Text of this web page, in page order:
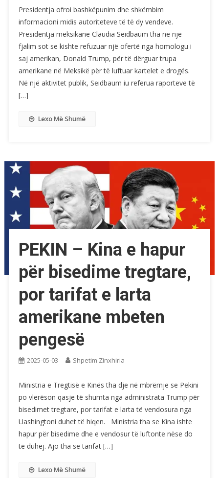
Presidentja ofroi bashkëpunim dhe shkëmbim
informacioni midis autoriteteve të të dy vendeve.
Presidentja meksikane Claudia Seidbaum tha në një
fjalim sot se kishte refuzuar një ofertë nga homologu i
saj amerikan, Donald Trump, për të dërguar trupa
amerikane në Meksikë për të luftuar kartelet e drogës.
Në një aktivitet publik, Seidbaum iu referua raporteve të
[…]
Lexo Më Shumë
PEKIN – Kina e hapur
për bisedime tregtare,
por tarifat e larta
amerikane mbeten
pengesë
2025-05-03 Shpetim Zinxhiria
Ministria e Tregtisë e Kinës tha dje në mbrëmje se Pekini
po vlerëson qasje të shumta nga administrata Trump për
bisedimet tregtare, por tarifat e larta të vendosura nga
Uashingtoni duhet të hiqen. Ministria tha se Kina ishte
hapur për bisedime dhe e vendosur të luftonte nëse do
të duhej. Ajo tha se tarifat […]
Lexo Më Shumë